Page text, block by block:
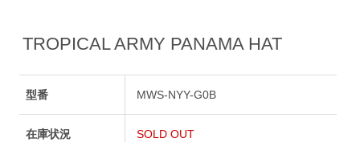
TROPICAL ARMY PANAMA HAT
型番 MWS-NYY-G0B
在庫状況 SOLD OUT